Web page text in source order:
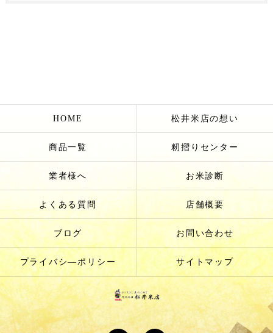
HOME 松井米店の想い
商品一覧 籾摺りセンター
業者様へ お米診断
よくある質問 店舗概要
ブログ お問い合わせ
プライバシ―ポリシー サイトマップ